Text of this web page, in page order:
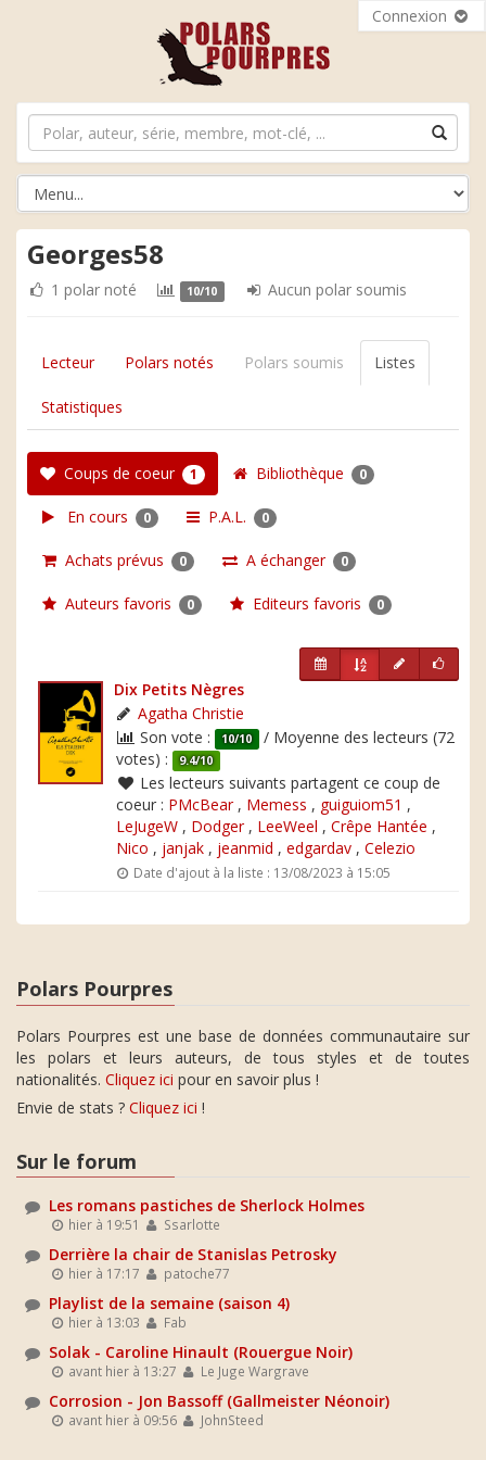
Connexion
Georges58
1 polar noté 10/10 Aucun polar soumis
Lecteur Polars notés Polars soumis Listes
Statistiques
Coups de coeur 1 Bibliothèque 0
En cours 0 P.A.L. 0
Achats prévus 0 A échanger 0
Auteurs favoris 0 Editeurs favoris 0
Dix Petits Nègres
Agatha Christie
Son vote :
10/10 / Moyenne des lecteurs (72
votes) :
9.4/10
Les lecteurs suivants partagent ce coup de
coeur : PMcBear, Memess , guiguiom51 ,
LeJugeW , Dodger, LeeWeel , Crêpe Hantée ,
Nico , janjak , jeanmid , edgardav , Celezio
Date d'ajout à la liste : 13/08/2023 à 15:05
Polars Pourpres
Polars Pourpres est une base de données communautaire sur
les polars et leurs auteurs, de tous styles et de toutes
nationalités. Cliquez ici pour en savoir plus !
Envie de stats ? Cliquez ici !
Sur le forum
Les romans pastiches de Sherlock Holmes
hier à 19:51 Ssarlotte
Derrière la chair de Stanislas Petrosky
hier à 17:17 patoche77
Playlist de la semaine (saison 4)
hier à 13:03 Fab
Solak - Caroline Hinault (Rouergue Noir)
avant hier à 13:27 Le Juge Wargrave
Corrosion - Jon Bassoff (Gallmeister Néonoir)
avant hier à 09:56 JohnSteed